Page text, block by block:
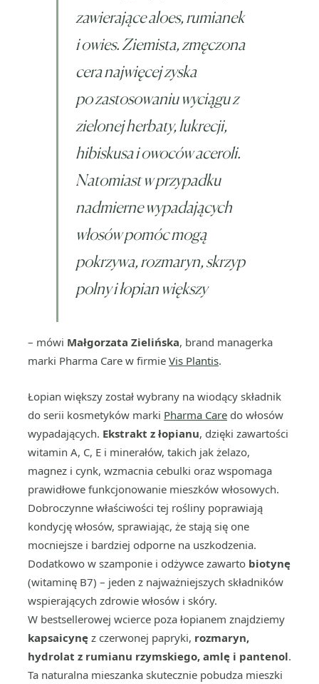
zawierające aloes, rumianek
i owies. Ziemista, zmęczona
cera najwięcej zyska
po zastosowaniu wyciągu z
zielonej herbaty, lukrecji,
hibiskusa i owoców aceroli.
Natomiast w przypadku
nadmierne wypadających
włosów pomóc mogą
pokrzywa, rozmaryn, skrzyp
polny i łopian większy
– mówi Małgorzata Zielińska, brand managerka
marki Pharma Care w firmie Vis Plantis.
Łopian większy został wybrany na wiodący składnik
do serii kosmetyków marki Pharma Care do włosów
wypadających. Ekstrakt z łopianu, dzięki zawartości
witamin A, C, E i minerałów, takich jak żelazo,
magnez i cynk, wzmacnia cebulki oraz wspomaga
prawidłowe funkcjonowanie mieszków włosowych.
Dobroczynne właściwości tej rośliny poprawiają
kondycję włosów, sprawiając, że stają się one
mocniejsze i bardziej odporne na uszkodzenia.
Dodatkowo w szamponie i odżywce zawarto biotynę
(witaminę B7) – jeden z najważniejszych składników
wspierających zdrowie włosów i skóry.
W bestsellerowej wcierce poza łopianem znajdziemy
kapsaicynę z czerwonej papryki, rozmaryn,
hydrolat z rumianu rzymskiego, amlę i pantenol.
Ta naturalna mieszanka skutecznie pobudza mieszki